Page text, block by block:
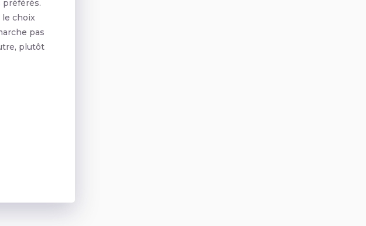
préférés.
le choix
pas
plutôt